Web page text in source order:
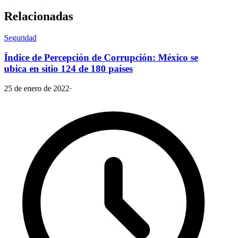
Relacionadas
Seguridad
Índice de Percepción de Corrupción: México se
ubica en sitio 124 de 180 países
25 de enero de 2022·